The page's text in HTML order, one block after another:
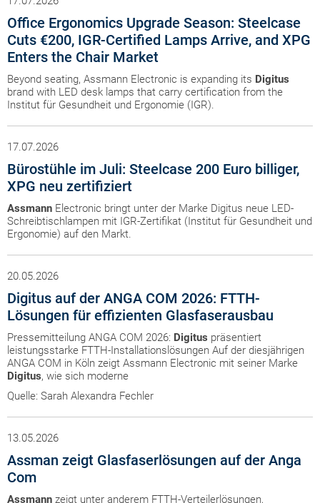
Office Ergonomics Upgrade Season: Steelcase
Cuts €200, IGR-Certified Lamps Arrive, and XPG
Enters the Chair Market
Beyond seating, Assmann Electronic is expanding its Digitus
brand with LED desk lamps that carry certification from the
Institut für Gesundheit und Ergonomie (IGR).
17.07.2026
Bürostühle im Juli: Steelcase 200 Euro billiger,
XPG neu zertifiziert
Assmann Electronic bringt unter der Marke Digitus neue LED-
Schreibtischlampen mit IGR-Zertifikat (Institut für Gesundheit und
Ergonomie) auf den Markt.
20.05.2026
Digitus auf der ANGA COM 2026: FTTH-
Lösungen für effizienten Glasfaserausbau
Pressemitteilung ANGA COM 2026: Digitus präsentiert
leistungsstarke FTTH-Installationslösungen Auf der diesjährigen
ANGA COM in Köln zeigt Assmann Electronic mit seiner Marke
Digitus, wie sich moderne
Quelle: Sarah Alexandra Fechler
13.05.2026
Assman zeigt Glasfaserlösungen auf der Anga
Com
Assmann zeigt unter anderem FTTH-Verteilerlösungen,